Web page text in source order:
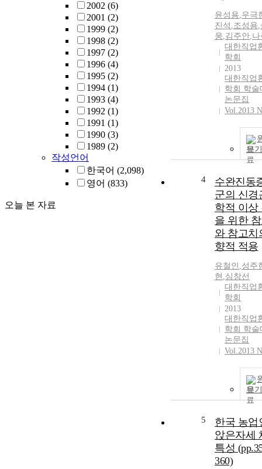
2002 (6)
2001 (2)
1999 (2)
1998 (2)
1997 (2)
1996 (4)
1995 (2)
1994 (1)
1993 (4)
1992 (1)
1991 (1)
1990 (3)
1989 (2)
작성언어
한국어 (2,098)
영어 (833)
오늘 본 자료
윤성용,우극
진석 ,조성용,
웅,김주안,
대한직업
학회
2013
대한직업
학회 학술
논문집
Vol.2013
보기
4
수완진동
군의 신경
학적 이상
을 위한
와 참고치
향적 적용
유철인 ,성주
현 ,심창선
대한직업
학회
2013
대한직업
학회 학술
논문집
Vol.2013
보기
5
한국 농업
앉은자세
특성
360)